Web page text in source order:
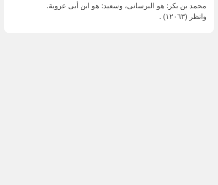
محمد بن بكر: هو البرساني، وسعيد: هو ابن أبي عروبة.
وانظر (١٢٠٦٣) .